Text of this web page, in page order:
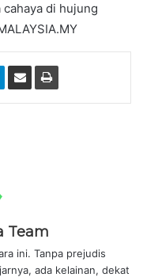
di hujung
Team
ini. Tanpa prejudis
ada kelainan, dekat